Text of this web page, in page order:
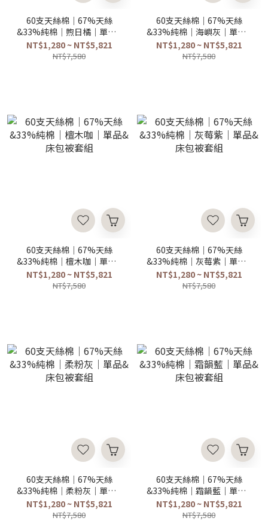
60支天絲棉｜67%天絲
&33%純棉｜煦日橘｜單品&
床包被套組
NT$1,280 ~ NT$5,821
NT$7,580
60支天絲棉｜67%天絲
&33%純棉｜海嶼灰｜單品&
床包被套組
NT$1,280 ~ NT$5,821
NT$7,580
60支天絲棉｜67%天絲
&33%純棉｜檀木咖｜單品&
床包被套組
NT$1,280 ~ NT$5,821
NT$7,580
60支天絲棉｜67%天絲
&33%純棉｜灰莓紫｜單品&
床包被套組
NT$1,280 ~ NT$5,821
NT$7,580
60支天絲棉｜67%天絲
&33%純棉｜柔粉灰｜單品&
床包被套組
NT$1,280 ~ NT$5,821
NT$7,580
60支天絲棉｜67%天絲
&33%純棉｜霜韻藍｜單品&
床包被套組
NT$1,280 ~ NT$5,821
NT$7,580